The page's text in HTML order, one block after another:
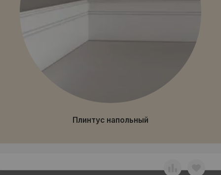
Плинтус напольный